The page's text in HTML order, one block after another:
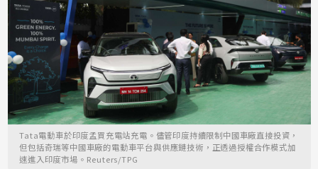
Tata電動車於印度孟買充電站充電。儘管印度持續限制中國車廠直接投資，
但包括奇瑞等中國車廠的電動車平台與供應鏈技術，正透過授權合作模式加
速進入印度市場。Reuters/TPG